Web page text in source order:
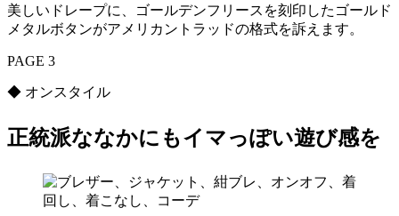
美しいドレープに、ゴールデンフリースを刻印したゴールド
メタルボタンがアメリカントラッドの格式を訴えます。
PAGE 3
◆ オンスタイル
正統派ななかにもイマっぽい遊び感を